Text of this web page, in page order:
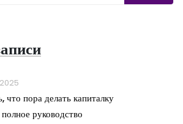
что пора делать капиталку
руководство